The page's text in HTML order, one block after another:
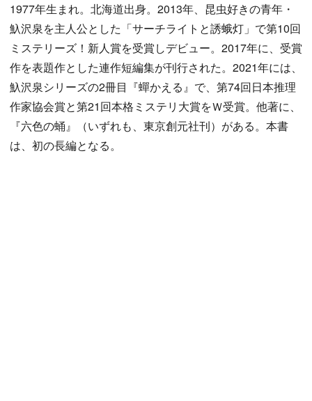
1977年生まれ。北海道出身。2013年、昆虫好きの青年・
魞沢泉を主人公とした「サーチライトと誘蛾灯」で第10回
ミステリーズ！新人賞を受賞しデビュー。2017年に、受賞
作を表題作とした連作短編集が刊行された。2021年には、
魞沢泉シリーズの2冊目『蟬かえる』で、第74回日本推理
作家協会賞と第21回本格ミステリ大賞をＷ受賞。他著に、
『六色の蛹』（いずれも、東京創元社刊）がある。本書
は、初の長編となる。